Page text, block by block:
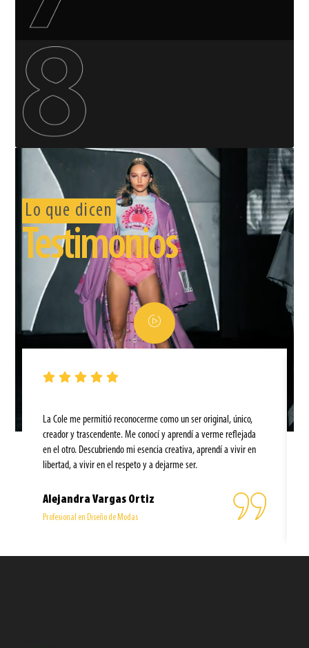
Lo que dicen
Testimonios
La Cole me permitió reconocerme como un ser original, único,
creador y trascendente. Me conocí y aprendí a verme reflejada
en el otro. Descubriendo mi esencia creativa, aprendí a vivir en
libertad, a vivir en el respeto y a dejarme ser.
Alejandra Vargas Ortiz
Profesional en Diseño de Modas